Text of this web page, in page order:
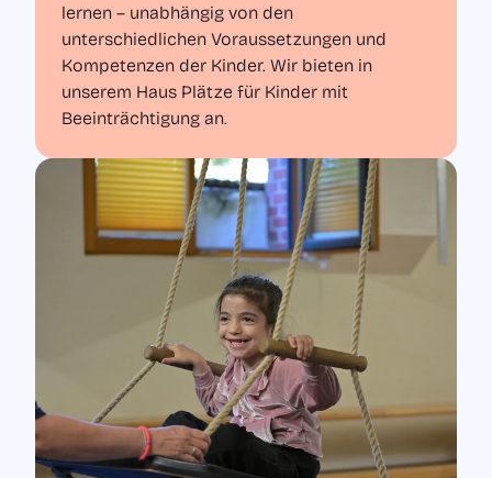
lernen – unabhängig von den
unterschiedlichen Voraussetzungen und
Kompetenzen der Kinder. Wir bieten in
unserem Haus Plätze für Kinder mit
Beeinträchtigung an.